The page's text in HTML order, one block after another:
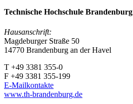
Technische Hochschule Brandenburg
Hausanschrift:
Magdeburger Straße 50
14770 Brandenburg an der Havel
T +49 3381 355-0
F +49 3381 355-199
E-Mailkontakte
www.th-brandenburg.de